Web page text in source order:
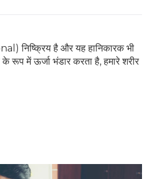
निष्क्रिय है और यह हानिकारक भी
रूप में ऊर्जा भंडार करता है, हमारे शरीर